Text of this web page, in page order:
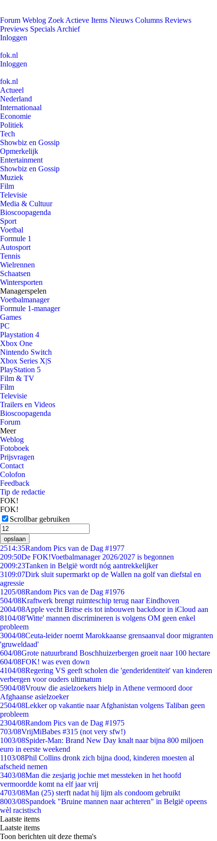
Forum Weblog Zoek Actieve Items Nieuws Columns Reviews
Previews Specials Archief
Inloggen
fok.nl
Inloggen
fok.nl
Actueel
Nederland
Internationaal
Economie
Politiek
Tech
Showbiz en Gossip
Opmerkelijk
Entertainment
Showbiz en Gossip
Muziek
Film
Televisie
Media & Cultuur
Bioscoopagenda
Sport
Voetbal
Formule 1
Autosport
Tennis
Wielrennen
Schaatsen
Wintersporten
Managerspelen
Voetbalmanager
Formule 1-manager
Games
PC
Playstation 4
Xbox One
Nintendo Switch
Xbox Series X|S
PlayStation 5
Film & TV
Film
Televisie
Trailers en Videos
Bioscoopagenda
Forum
Meer
Weblog
Fotoboek
Prijsvragen
Contact
Colofon
Feedback
Tip de redactie
FOK!
FOK!
Scrollbar gebruiken
opslaan
2514:35Random Pics van de Dag #1977
209:50De FOK!Voetbalmanager 2026/2027 is begonnen
2009:23Tanken in België wordt nóg aantrekkelijker
3109:07Dirk sluit supermarkt op de Wallen na golf van diefstal en
agressie
1205/08Random Pics van de Dag #1976
504/08Kraftwerk brengt ruimteschip terug naar Eindhoven
2004/08Apple vecht Britse eis tot inbouwen backdoor in iCloud aan
8104/08'Witte' mannen discrimineren is volgens OM geen enkel
probleem
3004/08Ceuta-leider noemt Marokkaanse grensaanval door migranten
'gruweldaad'
604/08Grote natuurbrand Boschhuizerbergen groeit naar 100 hectare
604/08FOK! was even down
4104/08Regering VS geeft scholen die 'genderidentiteit' van kinderen
verbergen voor ouders ultimatum
5904/08Vrouw die asielzoekers hielp in Athene vermoord door
Afghaanse asielzoeker
2504/08Lekker op vakantie naar Afghanistan volgens Taliban geen
probleem
2304/08Random Pics van de Dag #1975
703/08VrijMiBabes #315 (not very sfw!)
1003/08Spider-Man: Brand New Day knalt naar bijna 800 miljoen
euro in eerste weekend
1103/08Phil Collins dronk zich bijna dood, kinderen moesten al
afscheid nemen
3403/08Man die zesjarig jochie met messteken in het hoofd
vermoordde komt na elf jaar vrij
4703/08Man (25) sterft nadat hij lijm als condoom gebruikt
8003/08Spandoek "Bruine mannen naar achteren" in België opeens
wèl racistisch
Laatste items
Laatste items
Toon berichten uit deze thema's